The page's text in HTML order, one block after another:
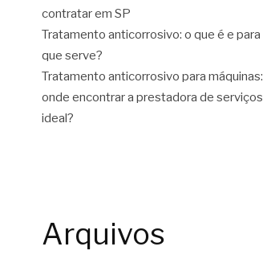
contratar em SP
Tratamento anticorrosivo: o que é e para
que serve?
Tratamento anticorrosivo para máquinas:
onde encontrar a prestadora de serviços
ideal?
Arquivos